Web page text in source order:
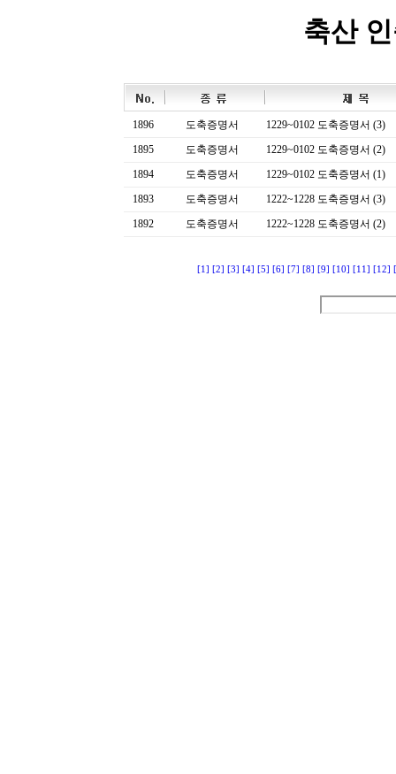
축산
1896 도축증명서
1229~0102 도축증명서 (3)
1895
도축증명서
1229~0102 도축증명서 (2)
1894
도축증명서
1229~0102 도축증명서 (1)
1893
도축증명서
1222~1228 도축증명서 (3)
1892
도축증명서 1222~1228 도축증명서 (2)
[1] [2] [3] [4] [5] [6] [7] [8] [9] [10] [11] [12]